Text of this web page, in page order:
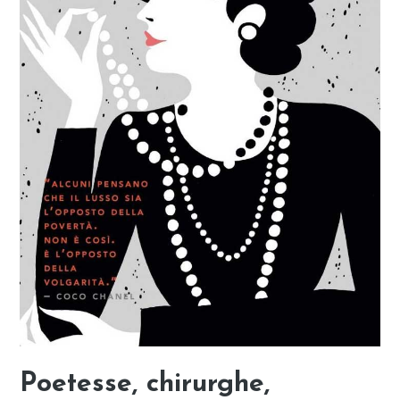
Poetesse, chirurghe,